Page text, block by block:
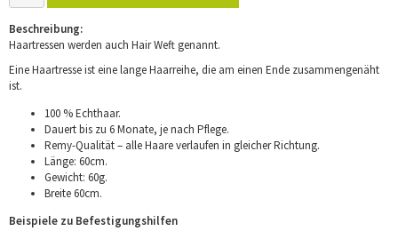
Beschreibung:
Haartressen werden auch Hair Weft genannt.
Eine Haartresse ist eine lange Haarreihe, die am einen Ende zusammengenäht
ist.
100 % Echthaar.
Dauert bis zu 6 Monate, je nach Pflege.
Remy-Qualität – alle Haare verlaufen in gleicher Richtung.
Länge: 60cm.
Gewicht: 60g.
Breite 60cm.
Beispiele zu Befestigungshilfen